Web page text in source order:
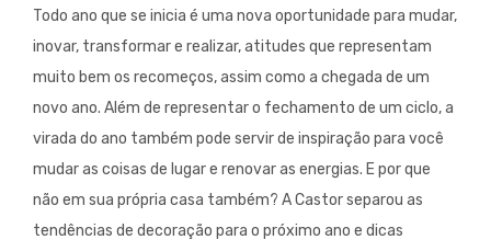
Todo ano que se inicia é uma nova oportunidade para mudar,
inovar, transformar e realizar, atitudes que representam
muito bem os recomeços, assim como a chegada de um
novo ano. Além de representar o fechamento de um ciclo, a
virada do ano também pode servir de inspiração para você
mudar as coisas de lugar e renovar as energias. E por que
não em sua própria casa também? A Castor separou as
tendências de decoração para o próximo ano e dicas